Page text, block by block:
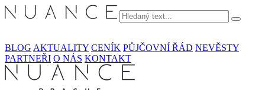
BLOG AKTUALITY CENÍK PŮJČOVNÍ ŘÁD NEVĚSTY
PARTNEŘI O NÁS KONTAKT